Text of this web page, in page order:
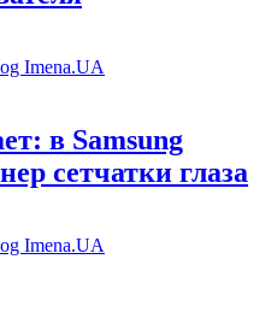
Imena.UA
в Samsung
сетчатки глаза
Imena.UA